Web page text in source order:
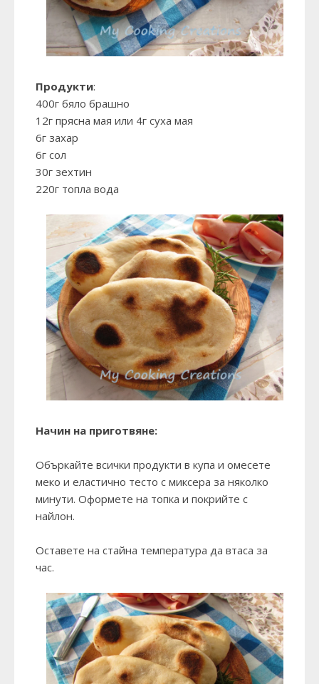
Продукти:
400г бяло брашно
12г прясна мая или 4г суха мая
6г захар
6г сол
30г зехтин
220г топла вода
Начин на приготвяне:
Объркайте всички продукти в купа и омесете
меко и еластично тесто с миксера за няколко
минути. Оформете на топка и покрийте с
найлон.
Оставете на стайна температура да втаса за
час.